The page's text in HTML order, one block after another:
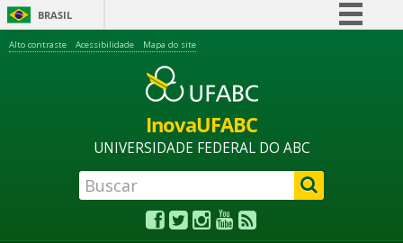
BRASIL
Acesso à informação
Canais
Alto contraste Acessibilidade Mapa do site
InovaUFABC
UNIVERSIDADE FEDERAL DO ABC